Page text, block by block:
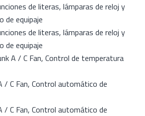
de literas, lámparas de reloj y
de equipaje
de literas, lámparas de reloj y
de equipaje
A / C Fan, Control de temperatura
/ C Fan, Control automático de
/ C Fan, Control automático de